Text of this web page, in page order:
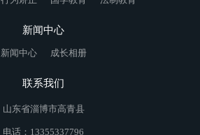
新闻中心
新闻中心 成长相册
联系我们
山东省淄博市高青县
电话：13355337796